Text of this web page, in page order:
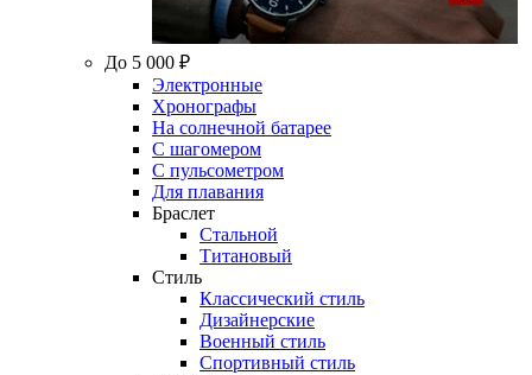
До 5 000 ₽
Электронные
Хронографы
На солнечной батарее
С шагомером
С пульсометром
Для плавания
Браслет
Стальной
Титановый
Стиль
Классический стиль
Дизайнерские
Военный стиль
Спортивный стиль